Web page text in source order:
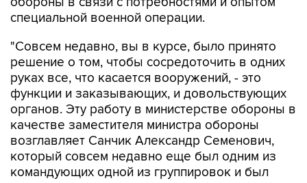
"Совсем недавно, вы в курсе, было принято
руках все, что касается вооружений, - это
функции и заказывающих, и довольствующих
органов. Эту работу в министерстве обороны в
качестве заместителя министра обороны
возглавляет Санчик Александр Семенович,
который совсем недавно еще был одним из
командующих одной из группировок и был
успешным командиром", - отметил Путин.